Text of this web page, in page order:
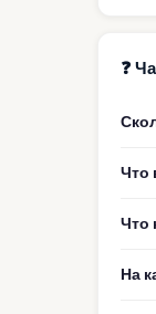
❓
Что
Что
На